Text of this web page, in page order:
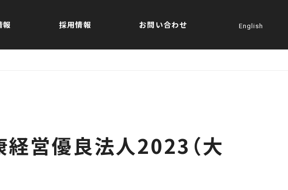
English
報 採用情報 お問い合わせ
経営優良法人2023（大